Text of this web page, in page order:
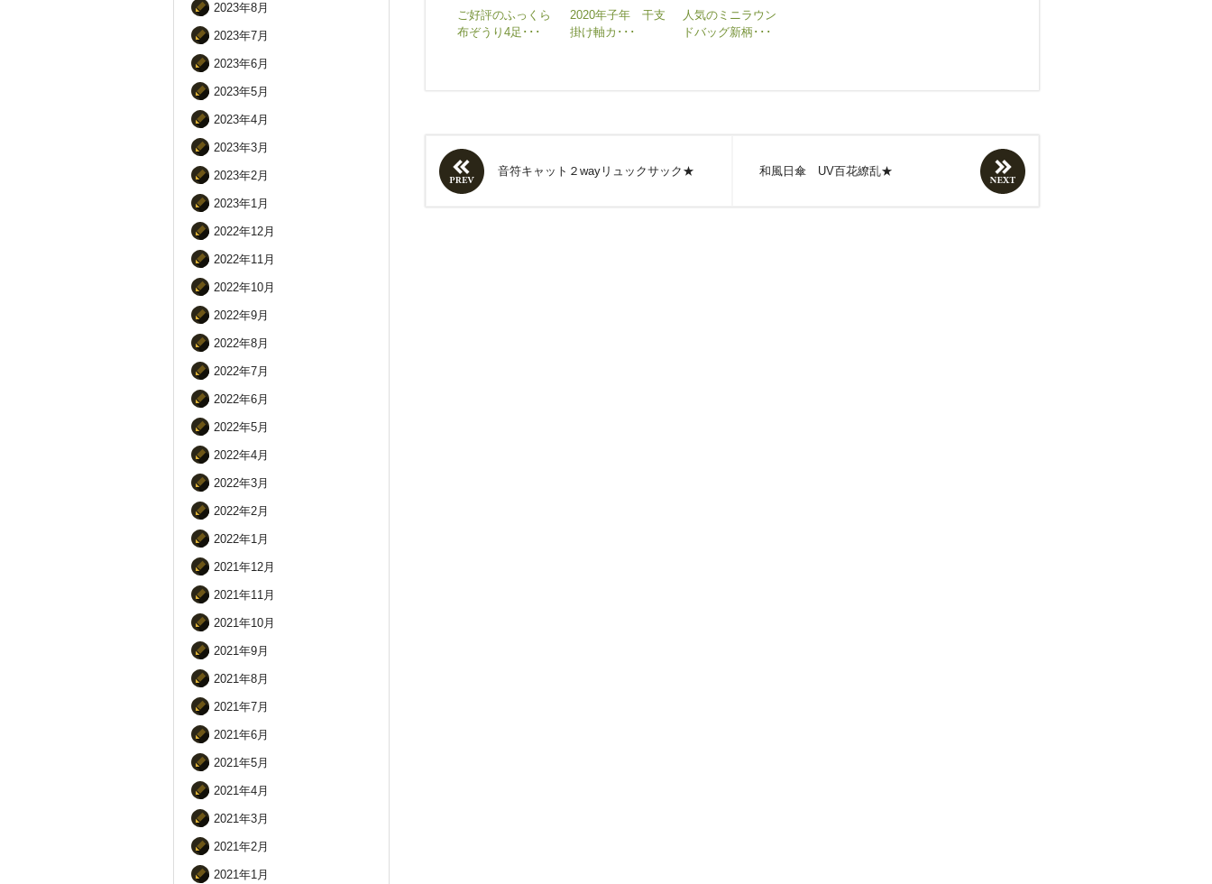
2023年8月
2023年7月
2023年6月
2023年5月
2023年4月
2023年3月
2023年2月
2023年1月
2022年12月
2022年11月
2022年10月
2022年9月
2022年8月
2022年7月
2022年6月
2022年5月
2022年4月
2022年3月
2022年2月
2022年1月
2021年12月
2021年11月
2021年10月
2021年9月
2021年8月
2021年7月
2021年6月
2021年5月
2021年4月
2021年3月
2021年2月
2021年1月
ご好評のふっくら
布ぞうり4足･･･
2020年子年 干支
掛け軸カ･･･
人気のミニラウン
ドバッグ新柄･･･
音符キャット２wayリュックサック★ 和風日傘 UV百花繚乱★